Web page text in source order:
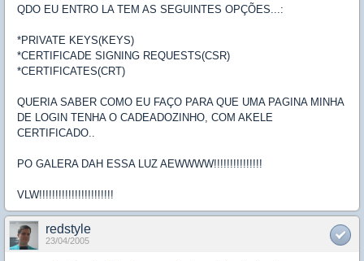
QDO EU ENTRO LA TEM AS SEGUINTES OPÇÕES...:
*PRIVATE KEYS(KEYS)
*CERTIFICADE SIGNING REQUESTS(CSR)
*CERTIFICATES(CRT)
QUERIA SABER COMO EU FAÇO PARA QUE UMA PAGINA MINHA
DE LOGIN TENHA O CADEADOZINHO, COM AKELE
CERTIFICADO..
PO GALERA DAH ESSA LUZ AEWWWW!!!!!!!!!!!!!!!
VLW!!!!!!!!!!!!!!!!!!!!!!!
redstyle
23/04/2005